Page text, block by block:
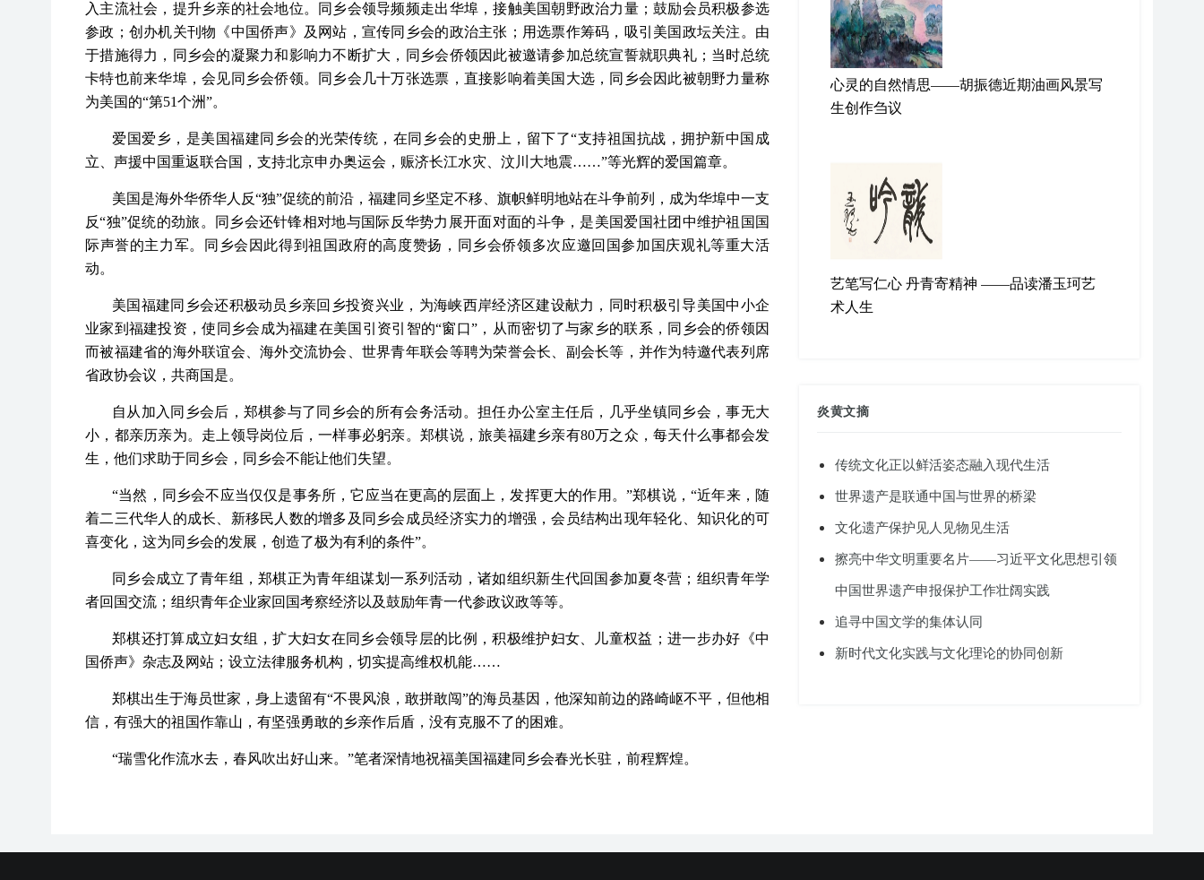
入主流社会，提升乡亲的社会地位。同乡会领导频频走出华埠，接触美国朝野政治力量；鼓励会员积极参选
参政；创办机关刊物《中国侨声》及网站，宣传同乡会的政治主张；用选票作筹码，吸引美国政坛关注。由
于措施得力，同乡会的凝聚力和影响力不断扩大，同乡会侨领因此被邀请参加总统宣誓就职典礼；当时总统
卡特也前来华埠，会见同乡会侨领。同乡会几十万张选票，直接影响着美国大选，同乡会因此被朝野力量称
为美国的“第51个洲”。
爱国爱乡，是美国福建同乡会的光荣传统，在同乡会的史册上，留下了“支持祖国抗战，拥护新中国成
立、声援中国重返联合国，支持北京申办奥运会，赈济长江水灾、汶川大地震……”等光辉的爱国篇章。
美国是海外华侨华人反“独”促统的前沿，福建同乡坚定不移、旗帜鲜明地站在斗争前列，成为华埠中一支
反“独”促统的劲旅。同乡会还针锋相对地与国际反华势力展开面对面的斗争，是美国爱国社团中维护祖国国
际声誉的主力军。同乡会因此得到祖国政府的高度赞扬，同乡会侨领多次应邀回国参加国庆观礼等重大活
动。
美国福建同乡会还积极动员乡亲回乡投资兴业，为海峡西岸经济区建设献力，同时积极引导美国中小企
业家到福建投资，使同乡会成为福建在美国引资引智的“窗口”，从而密切了与家乡的联系，同乡会的侨领因
而被福建省的海外联谊会、海外交流协会、世界青年联会等聘为荣誉会长、副会长等，并作为特邀代表列席
省政协会议，共商国是。
自从加入同乡会后，郑棋参与了同乡会的所有会务活动。担任办公室主任后，几乎坐镇同乡会，事无大
小，都亲历亲为。走上领导岗位后，一样事必躬亲。郑棋说，旅美福建乡亲有80万之众，每天什么事都会发
生，他们求助于同乡会，同乡会不能让他们失望。
“当然，同乡会不应当仅仅是事务所，它应当在更高的层面上，发挥更大的作用。”郑棋说，“近年来，随
着二三代华人的成长、新移民人数的增多及同乡会成员经济实力的增强，会员结构出现年轻化、知识化的可
喜变化，这为同乡会的发展，创造了极为有利的条件”。
同乡会成立了青年组，郑棋正为青年组谋划一系列活动，诸如组织新生代回国参加夏冬营；组织青年学
者回国交流；组织青年企业家回国考察经济以及鼓励年青一代参政议政等等。
郑棋还打算成立妇女组，扩大妇女在同乡会领导层的比例，积极维护妇女、儿童权益；进一步办好《中
国侨声》杂志及网站；设立法律服务机构，切实提高维权机能……
郑棋出生于海员世家，身上遗留有“不畏风浪，敢拼敢闯”的海员基因，他深知前边的路崎岖不平，但他相
信，有强大的祖国作靠山，有坚强勇敢的乡亲作后盾，没有克服不了的困难。
“瑞雪化作流水去，春风吹出好山来。”笔者深情地祝福美国福建同乡会春光长驻，前程辉煌。
心灵的自然情思——胡振德近期油画风景写
生创作刍议
艺笔写仁心 丹青寄精神 ——品读潘玉珂艺
术人生
炎黄文摘
传统文化正以鲜活姿态融入现代生活
世界遗产是联通中国与世界的桥梁
文化遗产保护见人见物见生活
擦亮中华文明重要名片——习近平文化思想引领
中国世界遗产申报保护工作壮阔实践
追寻中国文学的集体认同
新时代文化实践与文化理论的协同创新